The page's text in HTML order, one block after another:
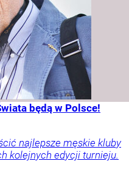
będą w Polsce!
najlepsze męskie kluby
kolejnych edycji turnieju.